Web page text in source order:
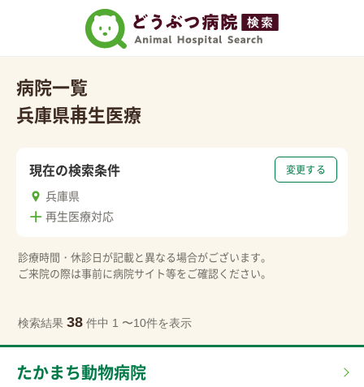
病院一覧
兵庫県再生医療
変更する
現在の検索条件
兵庫県
再生医療対応
診療時間・休診日が記載と異なる場合がございます。
ご来院の際は事前に病院サイト等をご確認ください。
検索結果 38 件中 1 〜10件を表示
たかまち動物病院